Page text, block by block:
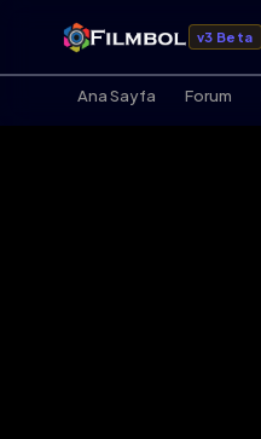
v3 Beta
Ana Sayfa Forum